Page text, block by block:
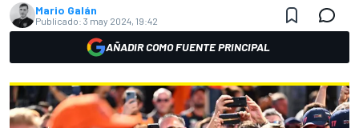
Mario Galán
Publicado: 3 may 2024, 19:42
AÑADIR COMO FUENTE PRINCIPAL